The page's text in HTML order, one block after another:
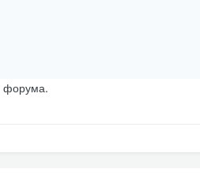
форума.